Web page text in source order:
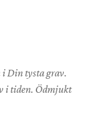
Din tysta grav.
i tiden. Ödmjukt